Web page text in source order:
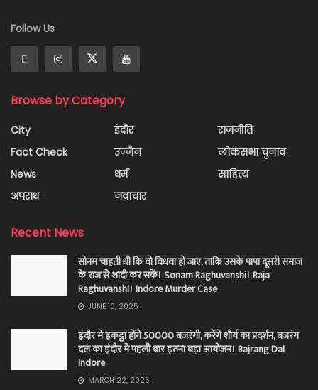
Follow Us
Browse by Category
City
Fact Check
News
अपराध
इंदौर
उज्जैन
धर्म
नवाचार
राजनीति
लोकसभा चुनाव
साहित्य
Recent News
सोनम चाहती थी कि वो विधवा हो जाए, ताकि उसके पापा दूसरी समाज
के राज से शादी कर सकें। Sonam Raghuvanshi। Raja
Raghuvanshi। Indore Murder Case
JUNE 10, 2025
इंदौर मे इकट्ठा होंगे 50000 बजरंगी, करेंगे शौर्य का प्रदर्शन, बजरंग
दल का इंदौर मे पहली बार इतना बड़ा आयोजन। Bajrang Dal
Indore
MARCH 22, 2025